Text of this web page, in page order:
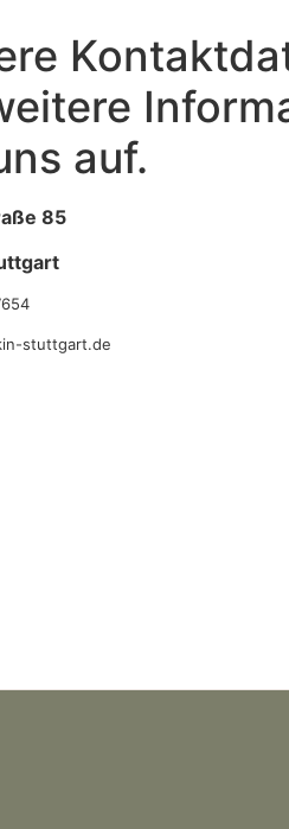
auf.
85
stuttgart.de